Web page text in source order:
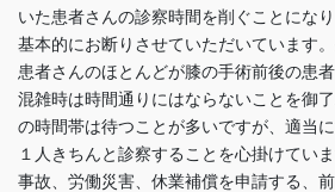
いた患者さんの診察時間を削ぐことにな
基本的にお断りさせていただいています
患者さんのほとんどが膝の手術前後の患
混雑時は時間通りにはならないことを御
の時間帯は待つことが多いですが、適当
１人きちんと診察することを心掛けてい
事故、労働災害、休業補償を申請する、